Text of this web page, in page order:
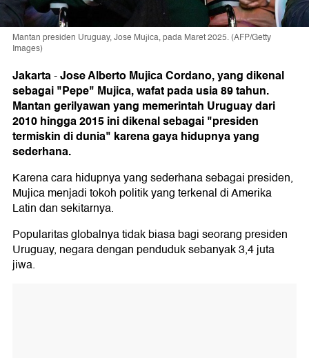
Mantan presiden Uruguay, Jose Mujica, pada Maret 2025. (AFP/Getty
Images)
Jakarta-Jose Alberto Mujica Cordano, yang dikenal
sebagai "Pepe" Mujica, wafat pada usia 89 tahun.
Mantan gerilyawan yang memerintah Uruguay dari
2010 hingga 2015 ini dikenal sebagai "presiden
termiskin di dunia" karena gaya hidupnya yang
sederhana.
Karena cara hidupnya yang sederhana sebagai presiden,
Mujica menjadi tokoh politik yang terkenal di Amerika
Latin dan sekitarnya.
Popularitas globalnya tidak biasa bagi seorang presiden
Uruguay, negara dengan penduduk sebanyak 3,4 juta
jiwa.